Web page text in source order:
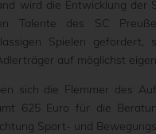
wird die Entwicklung der
Talente des SC
Spielen
auf möglichst
sich die Flemmer des
625 Euro für die
Sport- und